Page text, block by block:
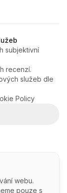
webu.
pouze s
subjektivní
recenzí.
služeb dle
Policy